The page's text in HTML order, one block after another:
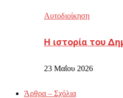
Αυτοδιοίκηση
Η ιστορία του
23 Μαΐου 2026
Άρθρα – Σχόλια